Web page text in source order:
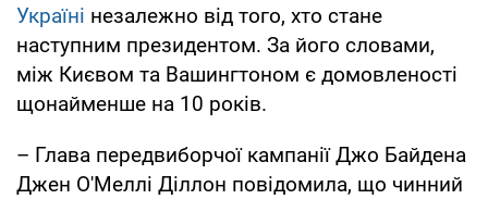
Україні незалежно від того, хто стане
наступним президентом. За його словами,
між Києвом та Вашингтоном є домовленості
щонайменше на 10 років.
– Глава передвиборчої кампанії Джо Байдена
Джен О'Меллі Діллон повідомила, що чинний